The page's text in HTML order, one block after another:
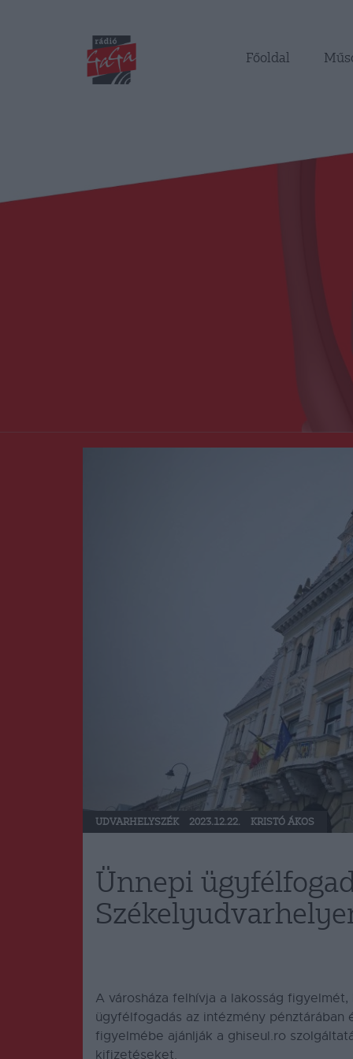
Főoldal
UDVARHELYSZÉK 2023.12.22. KRISTÓ ÁKOS
Ünnepi
A városháza felhívja a lakosság
ügyfélfogadás az intézmény pénztárában
figyelmébe ajánlják a ghiseul.ro
kifizetéseket.